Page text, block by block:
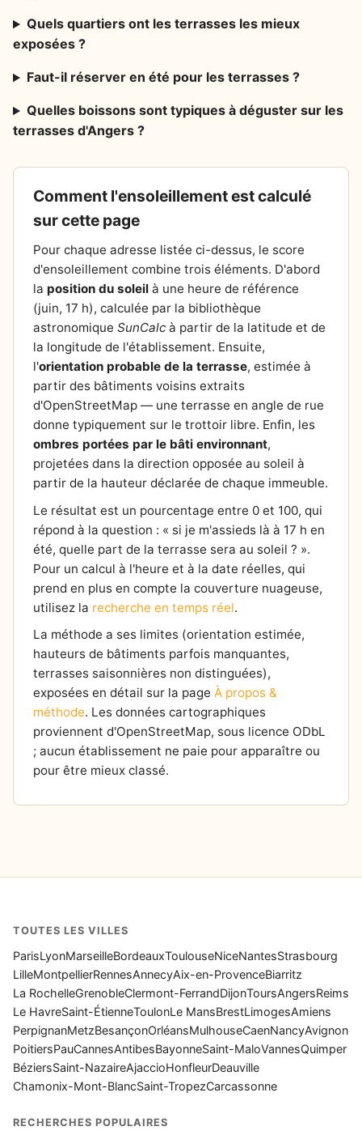
Quels quartiers ont les terrasses les mieux
exposées ?
Faut-il réserver en été pour les terrasses ?
Quelles boissons sont typiques à déguster sur les
terrasses d'Angers ?
Comment l'ensoleillement est calculé
sur cette page
Pour chaque adresse listée ci-dessus, le score
d'ensoleillement combine trois éléments. D'abord
la position du soleil à une heure de référence
(juin, 17 h), calculée par la bibliothèque
astronomique SunCalc à partir de la latitude et de
la longitude de l'établissement. Ensuite,
l'orientation probable de la terrasse, estimée à
partir des bâtiments voisins extraits
d'OpenStreetMap — une terrasse en angle de rue
donne typiquement sur le trottoir libre. Enfin, les
ombres portées par le bâti environnant,
projetées dans la direction opposée au soleil à
partir de la hauteur déclarée de chaque immeuble.
Le résultat est un pourcentage entre 0 et 100, qui
répond à la question : « si je m'assieds là à 17 h en
été, quelle part de la terrasse sera au soleil ? ».
Pour un calcul à l'heure et à la date réelles, qui
prend en plus en compte la couverture nuageuse,
utilisez la recherche en temps réel.
La méthode a ses limites (orientation estimée,
hauteurs de bâtiments parfois manquantes,
terrasses saisonnières non distinguées),
exposées en détail sur la page À propos &
méthode. Les données cartographiques
proviennent d'OpenStreetMap, sous licence ODbL
; aucun établissement ne paie pour apparaître ou
pour être mieux classé.
TOUTES LES VILLES
ParisLyonMarseilleBordeauxToulouseNiceNantesStrasbourg
LilleMontpellierRennesAnnecyAix-en-ProvenceBiarritz
La RochelleGrenobleClermont-FerrandDijonToursAngersReims
Le HavreSaint-ÉtienneToulonLe MansBrestLimogesAmiens
PerpignanMetzBesançonOrléansMulhouseCaenNancyAvignon
PoitiersPauCannesAntibesBayonneSaint-MaloVannesQuimper
BéziersSaint-NazaireAjaccioHonfleurDeauville
Chamonix-Mont-BlancSaint-TropezCarcassonne
RECHERCHES POPULAIRES